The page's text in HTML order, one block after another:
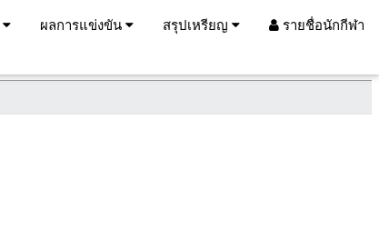
ผลการแข่งขัน สรุปเหรียญ รายชื่อนักกีฬา